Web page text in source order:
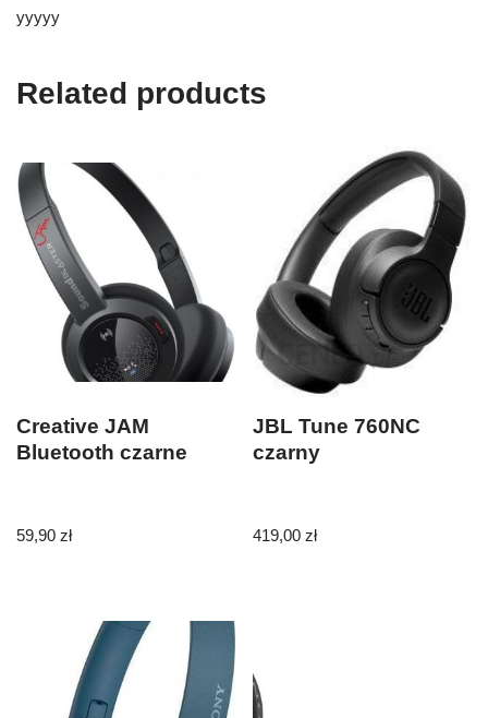
yyyyy
Related products
Creative JAM
Bluetooth czarne
59,90 zł
JBL Tune 760NC
czarny
419,00zł